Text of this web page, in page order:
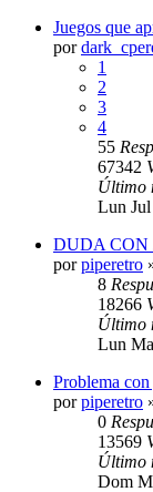
Juegos que
por
1
2
3
4
55
67342
Último
Lun
DUDA CON
porpiperetro
8
18266
Último
Lun
Problema
porpiperetro
0
13569
Último
Dom